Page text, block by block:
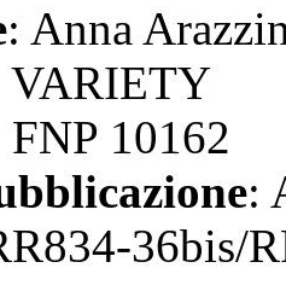
: Anna
VARIETY
FNP 10162
:
36bis/